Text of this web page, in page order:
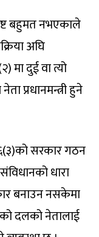
बहुमत नभएकाले
अघि
मा दुई वा त्यो
प्रधानमन्त्री हुने
सरकार गठन
धारा
बनाउन नसकेमा
दलको नेतालाई